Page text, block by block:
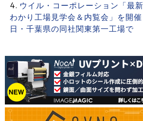
ウイル・コーポレーション「最
わかり工場見学会＆内覧会」を開
日・千葉県の同社関東第一工場で